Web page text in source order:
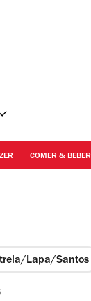
COMER & BEBER
Lapa/Santos